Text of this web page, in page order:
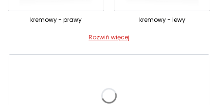
kremowy - prawy kremowy - lewy
Rozwiń więcej